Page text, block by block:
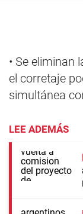
• Se eliminan
el corretaje
simultánea
LEE ADEMÁS